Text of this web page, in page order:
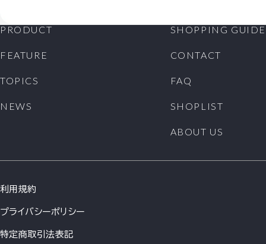
PRODUCT
FEATURE
TOPICS
NEWS
SHOPPING GUIDE
CONTACT
FAQ
SHOPLIST
ABOUT US
利用規約
プライバシーポリシー
特定商取引法表記